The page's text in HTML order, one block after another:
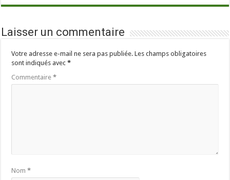
Laisser un commentaire
Votre adresse e-mail ne sera pas publiée. Les champs obligatoires
sont indiqués avec*
Commentaire*
Nom*